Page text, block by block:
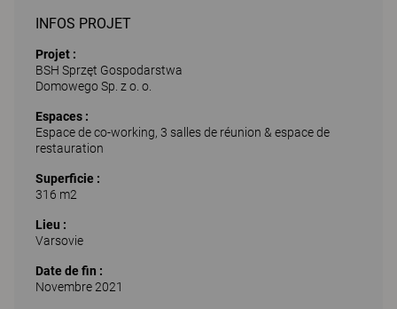
INFOS PROJET
Projet :
BSH Sprzęt Gospodarstwa
Domowego Sp. z o. o.
Espaces :
Espace de co-working, 3 salles de réunion & espace de
restauration
Superficie :
316 m2
Lieu :
Varsovie
Date de fin :
Novembre 2021